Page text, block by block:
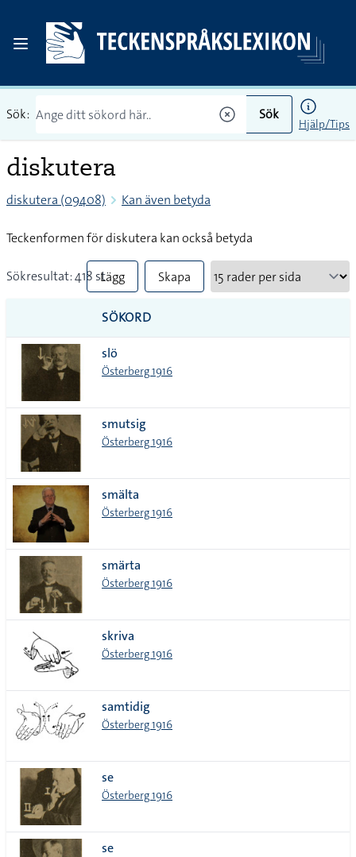
Sök: Sök
Hjälp/Tips
diskutera
diskutera (09408) Kan även betyda
Teckenformen för diskutera kan också betyda
Sökresultat: 418 stLägg
till
alla i
lista
Skapa
SÖKORD
slö
Österberg 1916
smutsig
Österberg 1916
smälta
Österberg 1916
smärta
Österberg 1916
skriva
Österberg 1916
samtidig
Österberg 1916
se
Österberg 1916
se